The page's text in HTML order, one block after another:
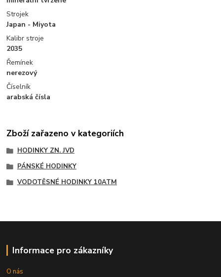
Strojek
Japan - Miyota
Kalibr stroje
2035
Řemínek
nerezový
Číselník
arabská čísla
Zboží zařazeno v kategoriích
HODINKY ZN. JVD
PÁNSKÉ HODINKY
VODOTĚSNÉ HODINKY 10ATM
Informace pro zákazníky
O nás